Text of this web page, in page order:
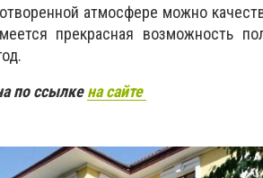
атмосфере можно
прекрасная возможность
по ссылкена сайте